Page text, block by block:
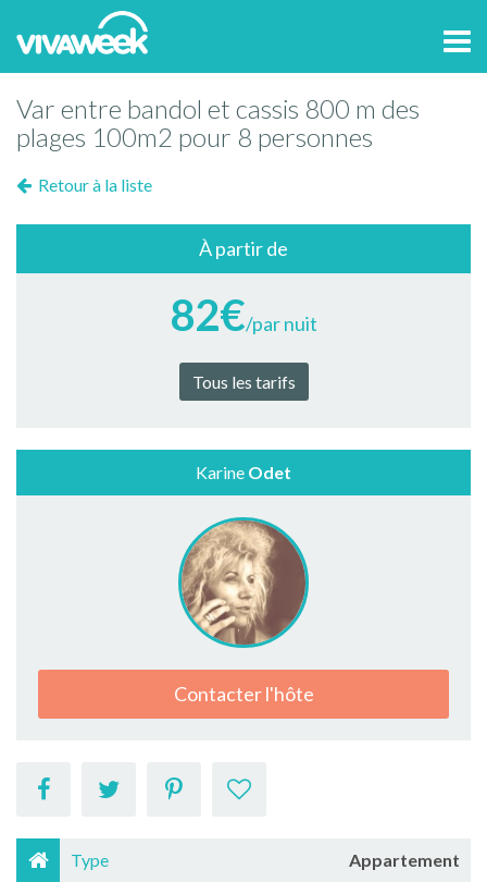
Var entre bandol et cassis 800 m des
plages 100m2 pour 8 personnes
Retour à la liste
À partir de
82€/par nuit
Tous les tarifs
Karine Odet
Contacter l'hôte
Type Appartement